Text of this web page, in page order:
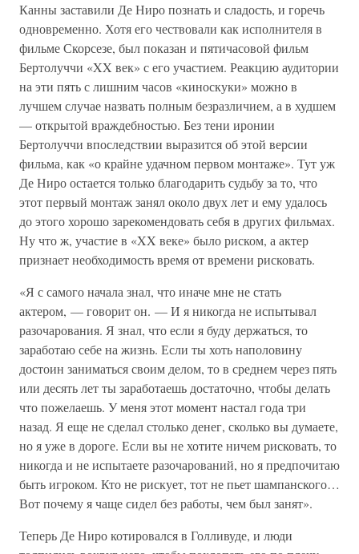
Канны заставили Де Ниро познать и сладость, и горечь
одновременно. Хотя его чествовали как исполнителя в
фильме Скорсезе, был показан и пятичасовой фильм
Бертолуччи «XX век» с его участием. Реакцию аудитории
на эти пять с лишним часов «киноскуки» можно в
лучшем случае назвать полным безразличием, а в худшем
— открытой враждебностью. Без тени иронии
Бертолуччи впоследствии выразится об этой версии
фильма, как «о крайне удачном первом монтаже». Тут уж
Де Ниро остается только благодарить судьбу за то, что
этот первый монтаж занял около двух лет и ему удалось
до этого хорошо зарекомендовать себя в других фильмах.
Ну что ж, участие в «XX веке» было риском, а актер
признает необходимость время от времени рисковать.
«Я с самого начала знал, что иначе мне не стать
актером, — говорит он. — И я никогда не испытывал
разочарования. Я знал, что если я буду держаться, то
заработаю себе на жизнь. Если ты хоть наполовину
достоин заниматься своим делом, то в среднем через пять
или десять лет ты заработаешь достаточно, чтобы делать
что пожелаешь. У меня этот момент настал года три
назад. Я еще не сделал столько денег, сколько вы думаете,
но я уже в дороге. Если вы не хотите ничем рисковать, то
никогда и не испытаете разочарований, но я предпочитаю
быть игроком. Кто не рискует, тот не пьет шампанского…
Вот почему я чаще сидел без работы, чем был занят».
Теперь Де Ниро котировался в Голливуде, и люди